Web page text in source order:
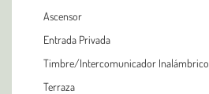
Ascensor
Entrada Privada
Timbre/Intercomunicador Inalámbrico
Terraza